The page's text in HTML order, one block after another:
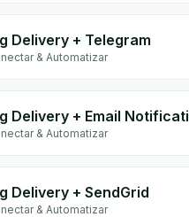
Delivery + Telegram
& Automatizar
& Automatizar
Delivery + SendGrid
& Automatizar